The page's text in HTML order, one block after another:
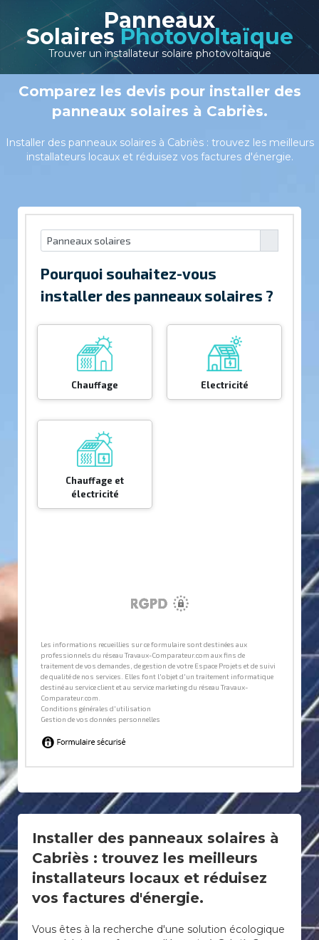
Panneaux
Solaires Photovoltaïque
Trouver un installateur solaire photovoltaïque
Comparez les devis pour installer des
panneaux solaires à Cabriès.
Installer des panneaux solaires à Cabriès : trouvez les meilleurs
installateurs locaux et réduisez vos factures d'énergie.
Installer des panneaux solaires à
Cabriès : trouvez les meilleurs
installateurs locaux et réduisez
vos factures d'énergie.
Vous êtes à la recherche d'une solution écologique